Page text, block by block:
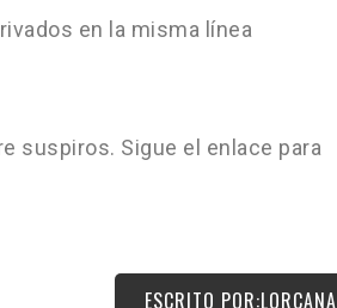
en la misma línea
suspiros. Sigue el enlace para
ESCRITO POR:LORCANA